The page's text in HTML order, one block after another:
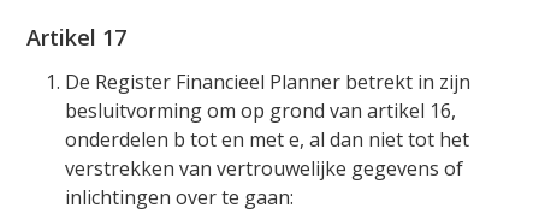
Artikel 17
De Register Financieel Planner betrekt in zijn
besluitvorming om op grond van artikel 16,
onderdelen b tot en met e, al dan niet tot het
verstrekken van vertrouwelijke gegevens of
inlichtingen over te gaan: